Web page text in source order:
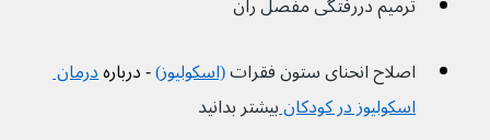
اصلاح انحنای ستون فقرات (اسکولیوز) - درباره درمان
اسکولیوز در کودکان بیشتر بدانید